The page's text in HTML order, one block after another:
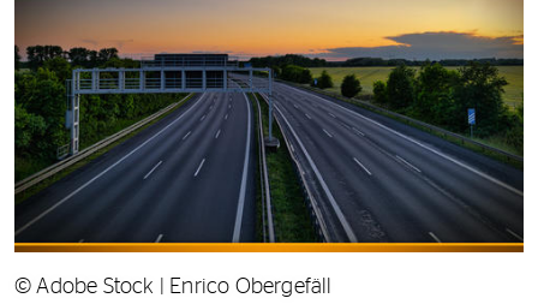
© Adobe Stock | Enrico Obergefäll